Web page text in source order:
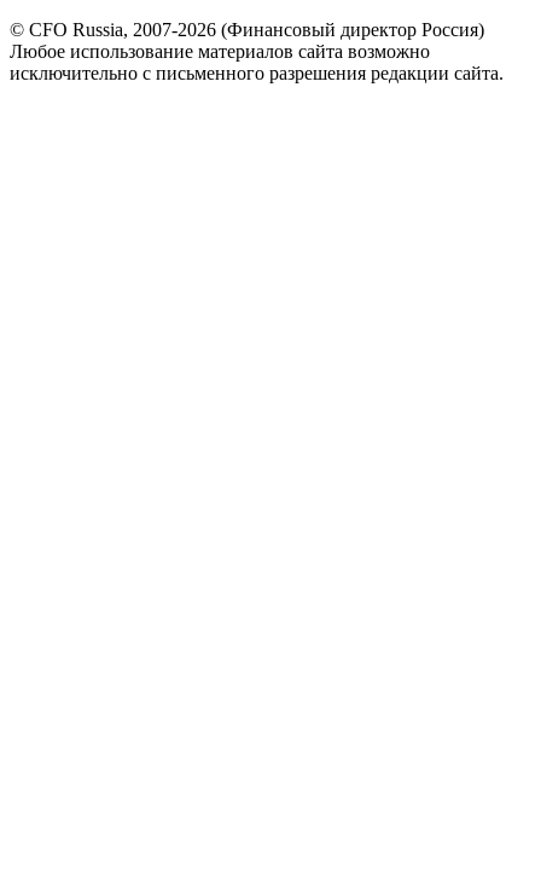
© CFO Russia, 2007-2026 (Финансовый директор Россия)
Любое использование материалов сайта возможно
исключительно с письменного разрешения редакции сайта.